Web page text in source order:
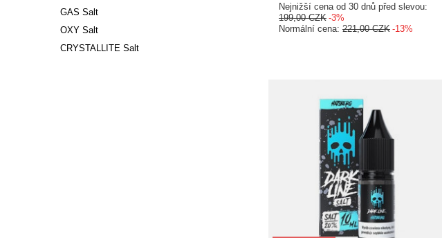
GAS Salt
OXY Salt
CRYSTALLITE Salt
Nejnižší cena od 30 dnů před slevou:
199,00 CZK -3%
Normální cena: 221,00 CZK -13%